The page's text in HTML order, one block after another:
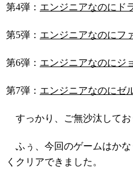
第4弾： エンジニアなのにド
第5弾： エンジニアなのにフ
第6弾： エンジニアなのにジ
第7弾： エンジニアなのにゼ
すっかり、ご無沙汰してお
ふぅ、今回のゲームはか
くクリアできました。